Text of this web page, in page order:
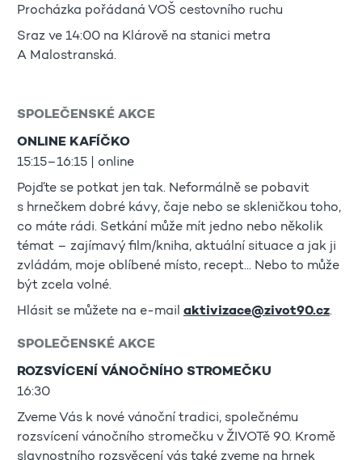
Procházka pořádaná VOŠ cestovního ruchu
Sraz ve 14:00 na Klárově na stanici metra
A Malostranská.
SPOLEČENSKÉ AKCE
ONLINE KAFÍČKO
15:15–16:15 | online
Pojďte se potkat jen tak. Neformálně se pobavit
s hrnečkem dobré kávy, čaje nebo se skleničkou toho,
co máte rádi. Setkání může mít jedno nebo několik
témat – zajímavý film/kniha, aktuální situace a jak ji
zvládám, moje oblíbené místo, recept... Nebo to může
být zcela volné.
Hlásit se můžete na e-mail aktivizace@zivot90.cz.
SPOLEČENSKÉ AKCE
ROZSVÍCENÍ VÁNOČNÍHO STROMEČKU
16:30
Zveme Vás k nové vánoční tradici, společnému
rozsvícení vánočního stromečku v ŽIVOTě 90. Kromě
slavnostního rozsvěcení vás také zveme na hrnek